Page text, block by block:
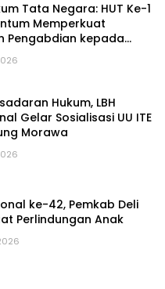
Tata Negara: HUT Ke-1
Memperkuat
Pengabdian kepada
Hukum, LBH
Gelar Sosialisasi UU ITE
Morawa
ke-42, Pemkab Deli
Perlindungan Anak